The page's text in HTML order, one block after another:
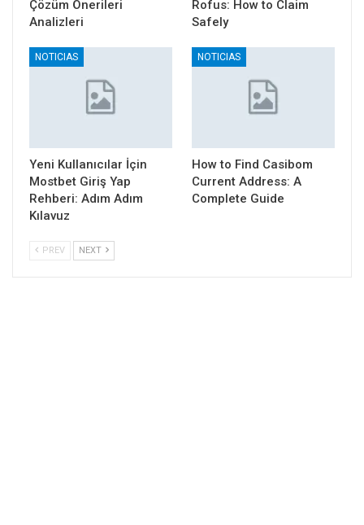
Çözüm Önerileri
Analizleri
Rofus: How to Claim
Safely
NOTICIAS
Yeni Kullanıcılar İçin
Mostbet Giriş Yap
Rehberi: Adım Adım
Kılavuz
NOTICIAS
How to Find Casibom
Current Address: A
Complete Guide
PREV NEXT